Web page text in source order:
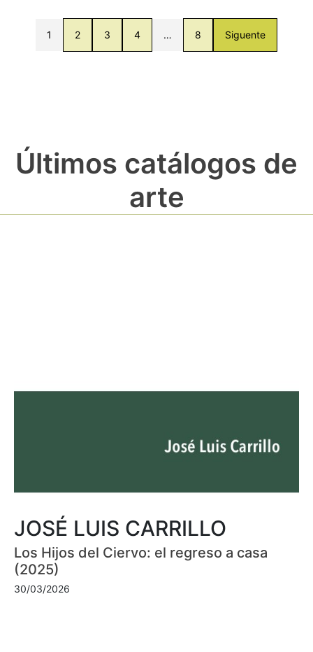
1 2 3 4 … 8 Siguente
Últimos catálogos de
arte
JOSÉ LUIS CARRILLO
Los Hijos del Ciervo: el regreso a casa
(2025)
30/03/2026